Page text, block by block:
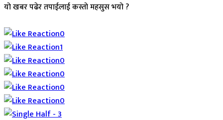
यो खबर पढेर तपाईलाई कस्तो महसुस भयो ?
0
1
0
0
0
0